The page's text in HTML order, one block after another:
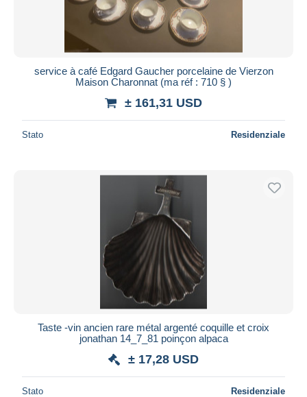
service à café Edgard Gaucher porcelaine de Vierzon
Maison Charonnat (ma réf : 710 § )
± 161,31 USD
Stato Residenziale
Taste -vin ancien rare métal argenté coquille et croix
jonathan 14_7_81 poinçon alpaca
± 17,28 USD
Stato Residenziale